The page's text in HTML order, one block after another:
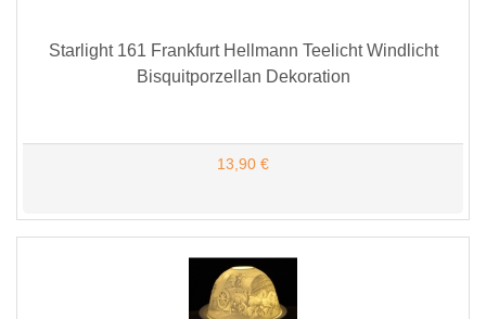
Starlight 161 Frankfurt Hellmann Teelicht Windlicht
Bisquitporzellan Dekoration
13,90 €